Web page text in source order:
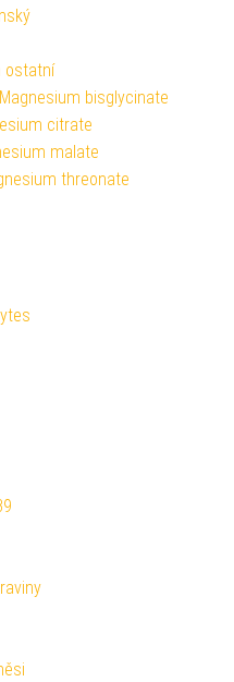
ostatní
bisglycinate
citrate
malate
threonate